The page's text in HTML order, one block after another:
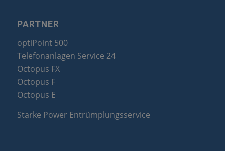
PARTNER
optiPoint 500
Telefonanlagen Service 24
Octopus FX
Octopus F
Octopus E
Starke Power Entrümplungsservice